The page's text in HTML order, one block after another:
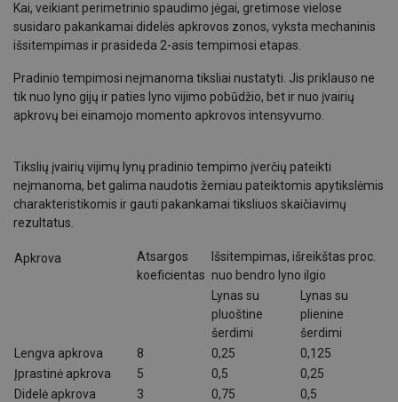
Kai, veikiant perimetrinio spaudimo jėgai, gretimose vielose
susidaro pakankamai didelės apkrovos zonos, vyksta mechaninis
išsitempimas ir prasideda 2-asis tempimosi etapas.
Pradinio tempimosi neįmanoma tiksliai nustatyti. Jis priklauso ne
tik nuo lyno gijų ir paties lyno vijimo pobūdžio, bet ir nuo įvairių
apkrovų bei einamojo momento apkrovos intensyvumo.
Tikslių įvairių vijimų lynų pradinio tempimo įverčių pateikti
neįmanoma, bet galima naudotis žemiau pateiktomis apytikslėmis
charakteristikomis ir gauti pakankamai tiksliuos skaičiavimų
rezultatus.
Apkrova
Atsargos
koeficientas
Išsitempimas, išreikštas proc.
nuo bendro lyno ilgio
Lynas su
pluoštine
šerdimi
Lynas su
plienine
šerdimi
Lengva apkrova
8 0,25
0,125
Įprastinė apkrova
5 0,5
0,25
Didelė apkrova
3 0,75
0,5